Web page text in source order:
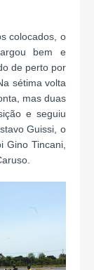
colocados, o
bem e
de perto por
sétima volta
mas duas
e seguiu
Guissi, o
Gino Tincani,